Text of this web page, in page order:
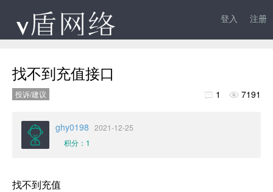
登入 注册
找不到充值接口
投诉/建议  1  7191
ghy0198 2021-12-25
积分：1
找不到充值